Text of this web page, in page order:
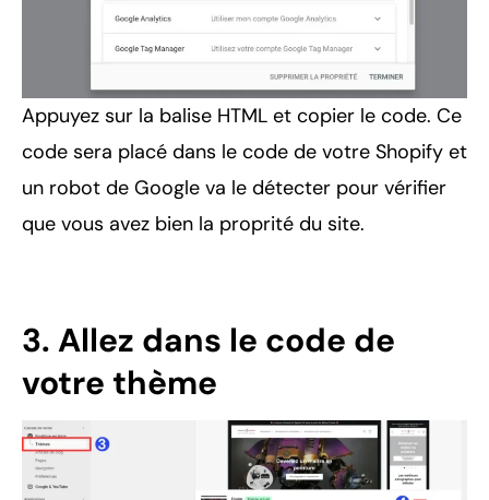
Appuyez sur la balise HTML et copier le code. Ce
code sera placé dans le code de votre Shopify et
un robot de Google va le détecter pour vérifier
que vous avez bien la proprité du site.
3. Allez dans le code de
votre thème